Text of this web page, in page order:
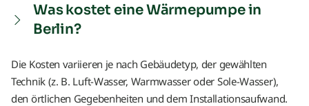
Was kostet eine Wärmepumpe in
Berlin?
Die Kosten variieren je nach Gebäudetyp, der gewählten
Technik (z. B. Luft-Wasser, Warmwasser oder Sole-Wasser),
den örtlichen Gegebenheiten und dem Installationsaufwand.